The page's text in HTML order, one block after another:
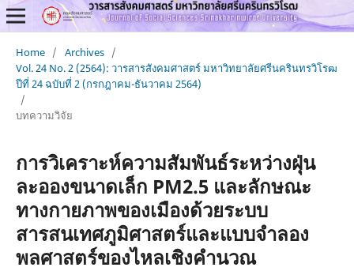
Home / Archives /
Vol. 24 No. 2 (2564): วารสารสังคมศาสตร์ มหาวิทยาลัยศรีนครินทรวิโรฒ
ปีที่ 24 ฉบับที่ 2 (กรกฎาคม-ธันวาคม 2564)
/
บทความวิจัย
การวิเคราะห์ความสัมพันธ์ระหว่างฝุ่น
ละอองขนาดเล็ก PM2.5 และลักษณะ
ทางกายภาพของเมืองด้วยระบบ
สารสนเทศภูมิศาสตร์และแบบจำลอง
พลศาสตร์ของไหลเชิงคํานวณ